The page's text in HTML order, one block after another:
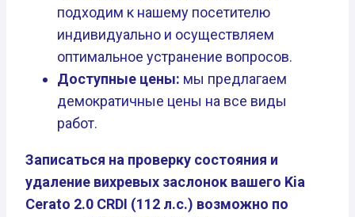
подходим к нашему посетителю
индивидуально и осуществляем
оптимальное устранение вопросов.
Доступные цены: мы предлагаем
демократичные цены на все виды
работ.
Записаться на проверку состояния и
удаление вихревых заслонок вашего Kia
Cerato 2.0 CRDI (112 л.с.) возможно по